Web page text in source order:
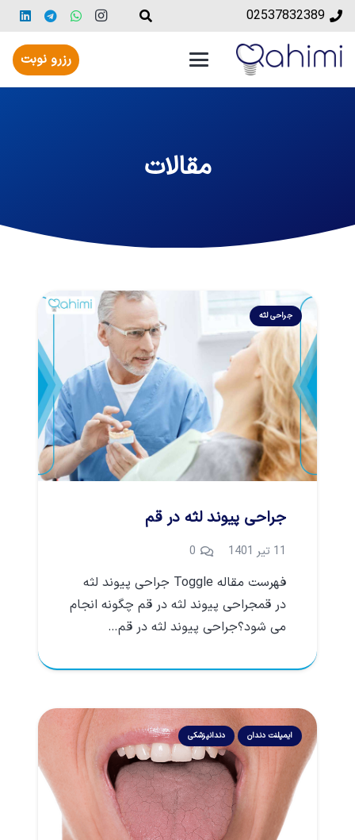
02537832389
رزرو نوبت
مقالات
جراحی لثه
جراحی پیوند لثه در قم
11 تیر 1401 0
فهرست مقاله Toggle جراحی پیوند لثه
در قمجراحی پیوند لثه در قم چگونه انجام
می شود؟جراحی پیوند لثه در قم…
ایمپلنت دندان دندانپزشکی